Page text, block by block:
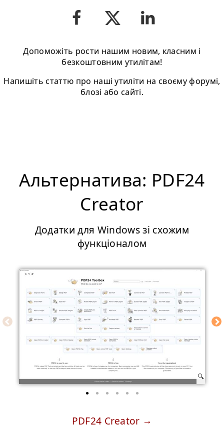
Допоможіть рости нашим новим, класним і
безкоштовним утилітам!
Напишіть статтю про нашi утиліти на своєму форумі,
блозі або сайті.
Альтернатива: PDF24
Creator
Додатки для Windows зі схожим
функціоналом
PDF24 Creator